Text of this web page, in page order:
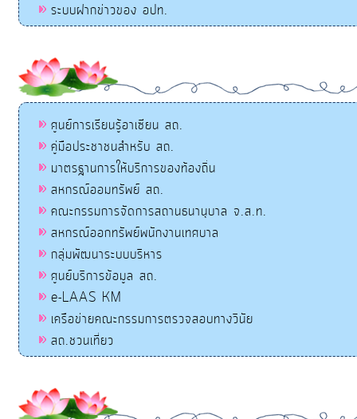
ระบบฝากข่าวของ อปท.
ศูนย์การเรียนรู้อาเซียน สถ.
คู่มือประชาชนสำหรับ สถ.
มาตรฐานการให้บริการของท้องถิ่น
สหกรณ์ออมทรัพย์ สถ.
คณะกรรมการจัดการสถานธนานุบาล จ.ส.ท.
สหกรณ์ออกทรัพย์พนักงานเทศบาล
กลุ่มพัฒนาระบบบริหาร
ศูนย์บริการข้อมูล สถ.
e-LAAS KM
เครือข่ายคณะกรรมการตรวจสอบทางวินัย
สถ.ชวนเที่ยว